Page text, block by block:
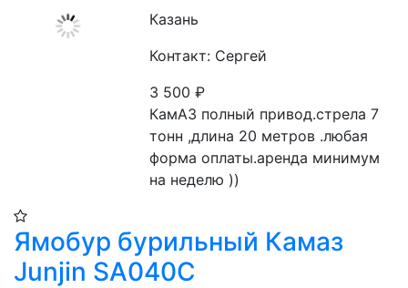
Казань
Контакт: Сергей
3 500₽
КамАЗ полный привод.стрела 7
тонн ,длина 20 метров .любая
форма оплаты.аренда минимум
на неделю ))
Ямобур бурильный Камаз
Junjin SA040C